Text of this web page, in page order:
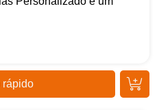
rápido